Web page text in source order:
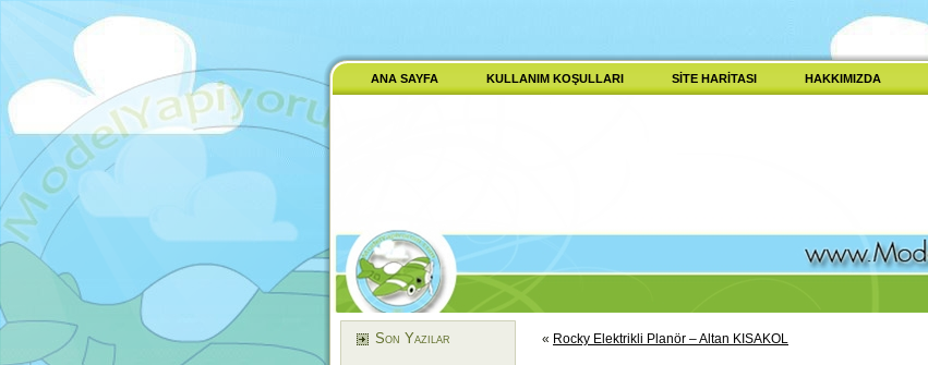
ANA SAYFA KULLANIM KOŞULLARI SITE HARITASI HAKKIMIZDA
Son Yazılar « Rocky Elektrikli Planör – Altan KISAKOL